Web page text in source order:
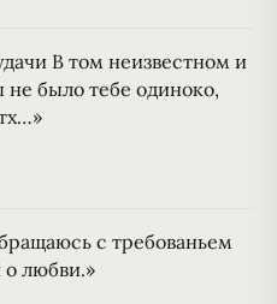
В том неизвестном и
было тебе одиноко,
с требованьем
любви.»